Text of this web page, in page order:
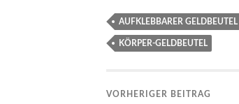
AUFKLEBBARER GELDBEUTEL
KÖRPER-GELDBEUTEL
VORHERIGER BEITRAG